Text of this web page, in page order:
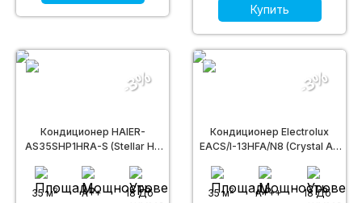
Купить
Кондиционер HAIER-
AS35SHP1HRA-S (Stellar HP
35 м2 A++ 18 Дб
-3%
Кондиционер Electrolux
EACS/I-13HFA/N8 (Crystal Air
35 м2 A+++ 18 Дб
-3%